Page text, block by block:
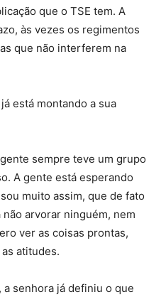
que o TSE tem. A
às vezes os regimentos
que não interferem na
está montando a sua
sempre teve um grupo
A gente está esperando
muito assim, que de fato
arvorar ninguém, nem
ver as coisas prontas,
atitudes.
a senhora já definiu o que